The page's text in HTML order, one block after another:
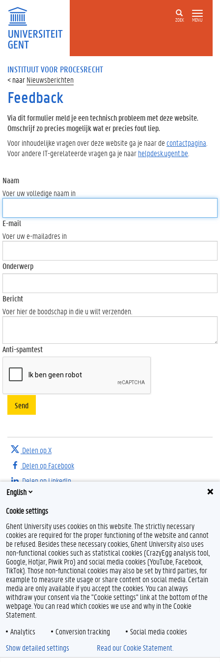
ZOEK MENU
INSTITUUT VOOR PROCESRECHT
Nieuwsberichten
Feedback
Via dit formulier meld je een technisch probleem met deze website.
Omschrijf zo precies mogelijk wat er precies fout liep.
Voor inhoudelijke vragen over deze website ga je naar de contactpagina
Voor andere IT-gerelateerde vragen ga je naarhelpdesk.ugent.be
Naam
Voer uw volledige naam in
E-mail
Voer uw e-mailadres in
Onderwerp
Bericht
Voer hier de boodschap in die u wilt verzenden.
Anti-spamtest
Send
Delen op X
Delen op Facebook
Delen op LinkedIn
Delen op Threads
Feedback
Privacy
Disclaimer
Toegankelijkheid
© 2026 Universiteit Gent
English
Cookie settings
Ghent University uses cookies on this website. The strictly necessary
cookies are required for the proper functioning of the website and cannot
be refused. Besides these necessary cookies, Ghent University also uses
non-functional cookies such as statistical cookies (CrazyEgg analysis tool,
Google, Hotjar, Piwik Pro) and social media cookies (YouTube, Facebook,
TikTok). Those non-functional cookies may also be set by third parties, for
example to measure site usage or share content on social media. Certain
media are only available if you accept the cookies. You can always
withdraw your consent via the "Cookie settings" link at the bottom of the
webpage. You can read which cookies we use and why in the Cookie
Statement.
Analytics
Conversion tracking
Social media cookies
Show detailed settings
Read our Cookie Statement.